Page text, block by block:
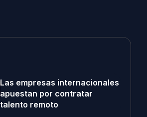
Las empresas internacionales
apuestan por contratar
talento remoto